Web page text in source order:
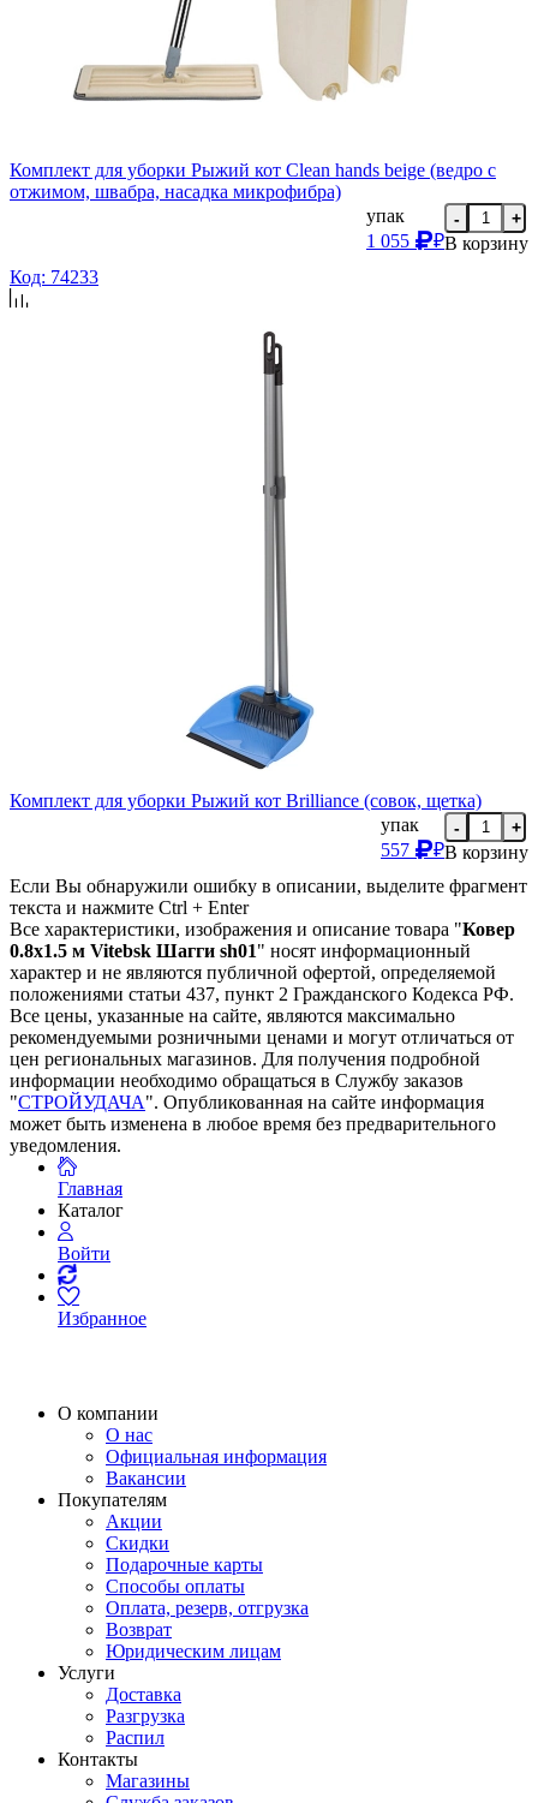
Комплект для уборки Рыжий кот Clean hands beige (ведро с
отжимом, швабра, насадка микрофибра)
упак
1 055
₽
- +
В корзину
Код: 74233
Комплект для уборки Рыжий кот Brilliance (совок, щетка)
упак
557
₽
- +
В корзину
Если Вы обнаружили ошибку в описании, выделите фрагмент
текста и нажмите Ctrl + Enter
Все характеристики, изображения и описание товара "Ковер
0.8х1.5 м Vitebsk Шагги sh01" носят информационный
характер и не являются публичной офертой, определяемой
положениями статьи 437, пункт 2 Гражданского Кодекса РФ.
Все цены, указанные на сайте, являются максимально
рекомендуемыми розничными ценами и могут отличаться от
цен региональных магазинов. Для получения подробной
информации необходимо обращаться в Службу заказов
"СТРОЙУДАЧА". Опубликованная на сайте информация
может быть изменена в любое время без предварительного
уведомления.
Главная
Каталог
Войти
Избранное
О компании
О нас
Официальная информация
Вакансии
Покупателям
Акции
Скидки
Подарочные карты
Способы оплаты
Оплата, резерв, отгрузка
Возврат
Юридическим лицам
Услуги
Доставка
Разгрузка
Распил
Контакты
Магазины